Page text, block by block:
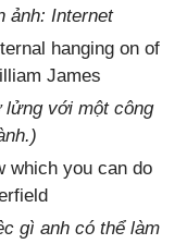
ảnh: Internet
hanging on of
James
lửng với một công
which you can do
gì anh có thể làm